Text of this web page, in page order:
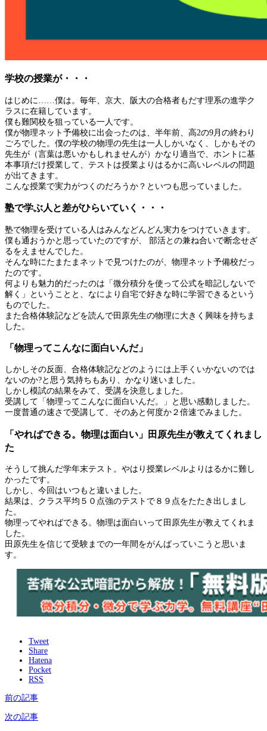
学校の授業が・・・
はじめに……僕は。毎年、京大、阪大の合格者もだす理系の進学ク
ラスに在籍しています。
僕も難関校を狙っている一人です。
僕が物理ネット予備校に出会ったのは、半年前、高2の9月の終わり
ごろでした。僕の学校の物理の先生は一人しかいなく、しかもその
先生が（言葉は悪いかもしれませんが）かなり適当で、ホントに基
本事項だけ授業して、テストは授業よりはるかに高いレベルの問題
が出てきます。
こんな授業で実力がつくのだろうか？といつも思っていました。
塾で学ぶ人と差がひらいていく・・・
塾で物理を受けている人はみんなどんどん実力をつけていきます。
僕も通おうかと思っていたのですが、 部活との兼ね合いで断念せざ
るをえませんでした。
そんな時にたまたまネットで見つけたのが、物理ネット予備校だっ
たのです。
何よりも魅力的だったのは「微分積分を使って公式を暗記しないで
解く」ということと、なにより自宅で好きな時に学習できるという
ものでした。
また合格体験記などを読んで田原先生の物理に大きく興味を持ちま
した。
「物理ってこんなに面白いんだ」
しかしその反面、合格体験記などのようには上手くいかないのでは
ないのか?と思う気持ちもあり、かなり迷いました。
しかし模試の結果をみて、受講を決意しました。
受講して「物理ってこんなに面白いんだ。」と思い感動しました。
一度普通の速さで受講して、そのあと何度か２倍速でみました。
「やればできる。物理は面白い」田原先生が教えてくれまし
た
そうして挑んだ学年末テスト。やはり授業レベルよりはるかに難し
かったです。
しかし、今回はいつもと違いました。
結果は、クラス平均５０点強のテストで８９点をたたき出しまし
た。
物理ってやればできる。物理は面白いって田原先生が教えてくれま
した。
田原先生を信じて受験までの一年間をがんばっていこうと思いま
す。
Tweet
Share
Hatena
Pocket
RSS
前の記事
次の記事